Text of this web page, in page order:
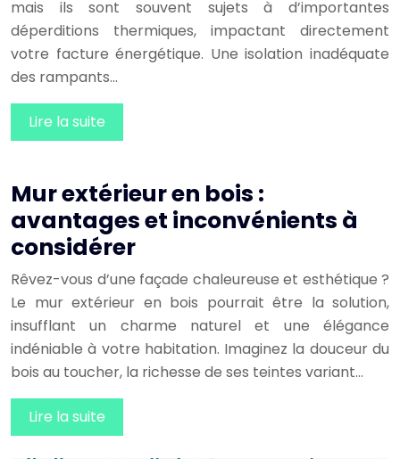
mais ils sont souvent sujets à d’importantes
déperditions thermiques, impactant directement
votre facture énergétique. Une isolation inadéquate
des rampants…
Lire la suite
Mur extérieur en bois :
avantages et inconvénients à
considérer
Rêvez-vous d’une façade chaleureuse et esthétique ?
Le mur extérieur en bois pourrait être la solution,
insufflant un charme naturel et une élégance
indéniable à votre habitation. Imaginez la douceur du
bois au toucher, la richesse de ses teintes variant…
Lire la suite